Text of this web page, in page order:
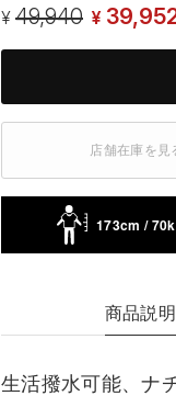
¥ 49,940 ¥
店舗在庫を見
173cm /
商品説明
生活撥水可能、ナ